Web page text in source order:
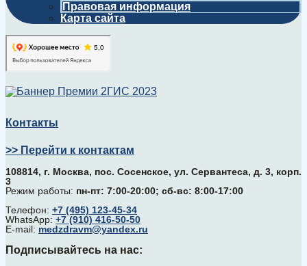
Правовая информация
Карта сайта
Контакты
>> Перейти к контактам
108814, г. Москва, поc. Сосенское, ул. Сервантеса, д. 3, корп.
3
Режим работы: пн-пт: 7:00-20:00; сб-вс: 8:00-17:00
Телефон: +7 (495) 123-45-34
WhatsApp: +7 (910) 416-50-50
E-mail: medzdravm@yandex.ru
Подписывайтесь на нас: